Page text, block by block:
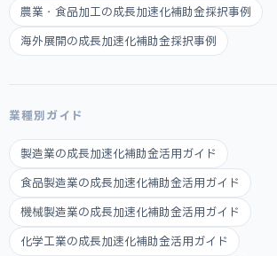
農業・食品加工の成長加速化補助金採択事例
海外展開の成長加速化補助金採択事例
業種別ガイド
製造業の成長加速化補助金活用ガイド
食品製造業の成長加速化補助金活用ガイド
機械製造業の成長加速化補助金活用ガイド
化学工業の成長加速化補助金活用ガイド